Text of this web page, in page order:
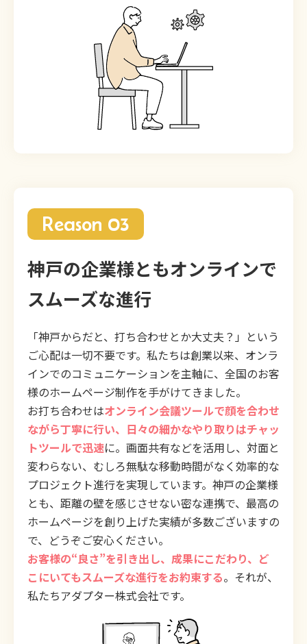
Reason 03
神戸の企業様ともオンラインで
スムーズな進行
「神戸からだと、打ち合わせとか大丈夫？」という
ご心配は一切不要です。私たちは創業以来、オンラ
インでのコミュニケーションを主軸に、全国のお客
様のホームページ制作を手がけてきました。
お打ち合わせはオンライン会議ツールで顔を合わせ
ながら丁寧に行い、日々の細かなやり取りはチャッ
トツールで迅速に。画面共有などを活用し、対面と
変わらない、むしろ無駄な移動時間がなく効率的な
プロジェクト進行を実現しています。神戸の企業様
とも、距離の壁を感じさせない密な連携で、最高の
ホームページを創り上げた実績が多数ございますの
で、どうぞご安心ください。
お客様の“良さ”を引き出し、成果にこだわり、ど
こにいてもスムーズな進行をお約束する。それが、
私たちアダプター株式会社です。